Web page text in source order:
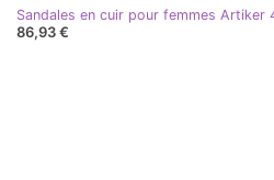
Sandales en cuir pour femmes Artiker
86,93 €